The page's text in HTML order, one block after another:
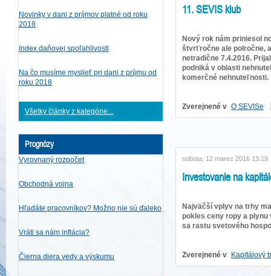
Novinky v dani z príjmov platné od roku
2018
Index daňovej spoľahlivosti
Na čo musíme myslieť pri dani z príjmu od
roku 2018
Všetky články z kategórie...
Prognózy
Vyrovnaný rozpočet
Obchodná vojna
Hľadáte pracovníkov? Možno nie sú ďaleko
Vráti sa nám inflácia?
Čierna diera vedy a výskumu
11. SEVIS klub
Nový rok nám priniesol
štvrťročne ale polročne,
netradične 7.4.2016.
podniká v oblasti
komerčné nehnuteľnosti.
Zverejnené v O SEVISe
sobota, 12 marec 2016 13:19
Investovanie na
Najväčší vplyv na trhy
pokles ceny ropy a
sa rastu svetového
Zverejnené v Kapitálový